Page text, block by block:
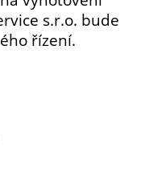
s.r.o. bude
řízení.